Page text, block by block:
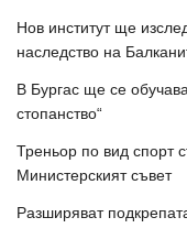
Нов институт ще
наследство на
В Бургас ще се
стопанство“
Треньор по вид спорт
Министерският съвет
Разширяват